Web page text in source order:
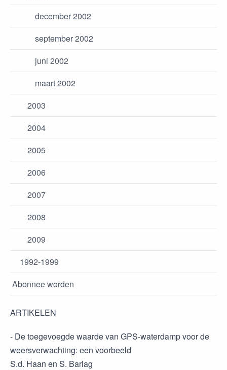
december 2002
september 2002
juni 2002
maart 2002
2003
2004
2005
2006
2007
2008
2009
1992-1999
Abonnee worden
ARTIKELEN
- De toegevoegde waarde van GPS-waterdamp voor de
weersverwachting: een voorbeeld
S.d. Haan en S. Barlag